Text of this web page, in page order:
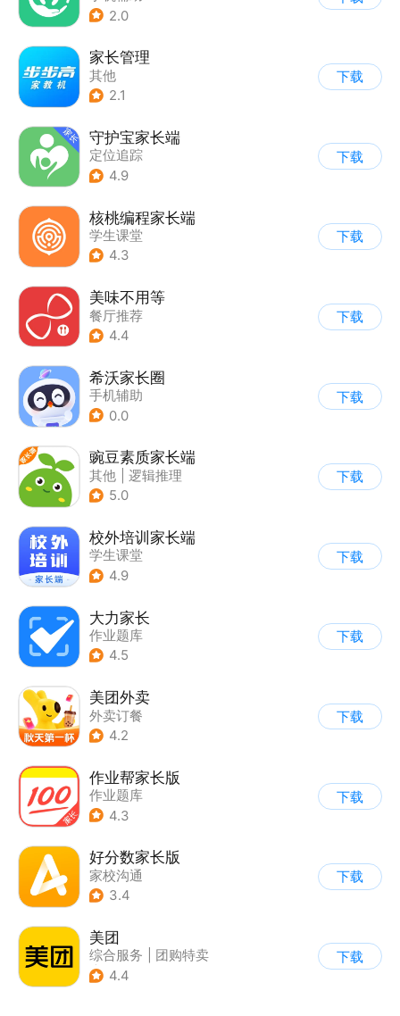
2.0
家长管理
其他
2.1
下载
守护宝家长端
定位追踪
4.9
下载
核桃编程家长端
学生课堂
4.3
下载
美味不用等
餐厅推荐
4.4
下载
希沃家长圈
手机辅助
0.0
下载
豌豆素质家长端
其他
逻辑推理
5.0
下载
校外培训家长端
学生课堂
4.9
下载
大力家长
作业题库
4.5
下载
美团外卖
外卖订餐
4.2
下载
作业帮家长版
作业题库
4.3
下载
好分数家长版
家校沟通
3.4
下载
美团
综合服务
团购特卖
| 外卖订餐
4.4
下载